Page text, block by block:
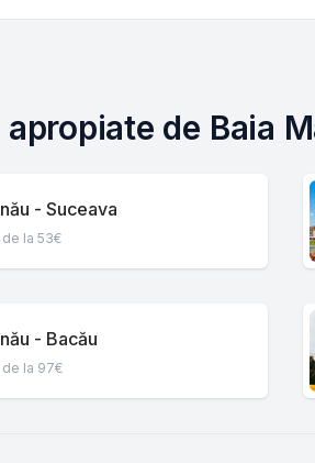
de Baia
- Suceava
la 53€
- Bacău
la 97€